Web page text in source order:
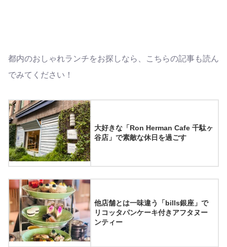
都内のおしゃれランチをお探しなら、こちらの記事も読ん
でみてください！
大好きな「Ron Herman Cafe 千駄ヶ
谷店」で素敵な休日を過ごす
他店舗とは一味違う「bills銀座」で
リコッタパンケーキ付きアフタヌー
ンティー